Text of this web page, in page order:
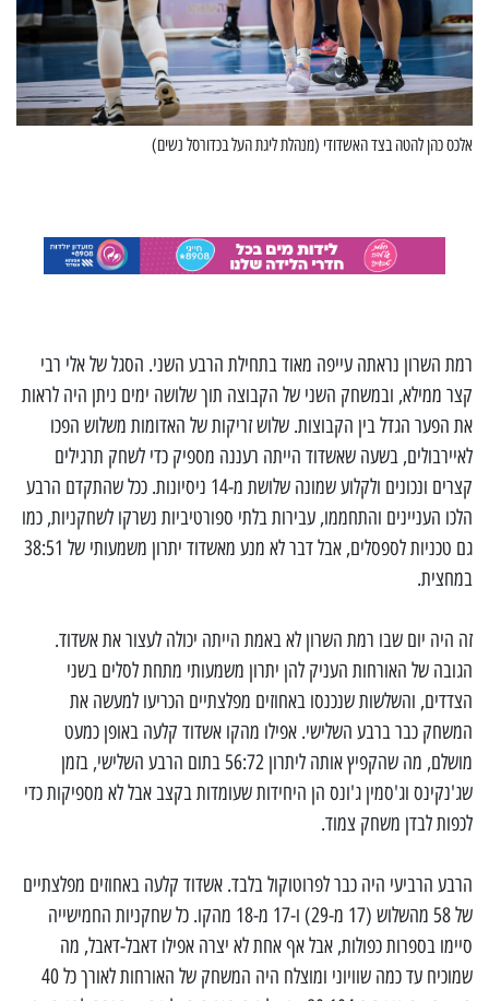
אלכס כהן להטה בצד האשדודי (מנהלת ליגת העל בכדורסל נשים)
רמת השרון נראתה עייפה מאוד בתחילת הרבע השני. הסגל של אלי רבי
קצר ממילא, ובמשחק השני של הקבוצה תוך שלושה ימים ניתן היה לראות
את הפער הגדל בין הקבוצות. שלוש זריקות של האדומות משלוש הפכו
לאיירבולים, בשעה שאשדוד הייתה רעננה מספיק כדי לשחק תרגילים
קצרים ונכונים ולקלוע שמונה שלושת מ-14 ניסיונות. ככל שהתקדם הרבע
הלכו העניינים והתחממו, עבירות בלתי ספורטיביות נשרקו לשחקניות, כמו
גם טכניות לספסלים, אבל דבר לא מנע מאשדוד יתרון משמעותי של 38:51
במחצית.
זה היה יום שבו רמת השרון לא באמת הייתה יכולה לעצור את אשדוד.
הגובה של האורחות העניק להן יתרון משמעותי מתחת לסלים בשני
הצדדים, והשלשות שנכנסו באחוזים מפלצתיים הכריעו למעשה את
המשחק כבר ברבע השלישי. אפילו מהקו אשדוד קלעה באופן כמעט
מושלם, מה שהקפיץ אותה ליתרון 56:72 בתום הרבע השלישי, בזמן
שג'נקינס וג'סמין ג'ונס הן היחידות שעומדות בקצב אבל לא מספיקות כדי
לכפות לבדן משחק צמוד.
הרבע הרביעי היה כבר לפרוטוקול בלבד. אשדוד קלעה באחוזים מפלצתיים
של 58 מהשלוש (17 מ-29) ו-17 מ-18 מהקו. כל שחקניות החמישייה
סיימו בספרות כפולות, אבל אף אחת לא יצרה אפילו דאבל-דאבל, מה
שמוכיח עד כמה שוויוני ומוצלח היה המשחק של האורחות לאורך כל 40